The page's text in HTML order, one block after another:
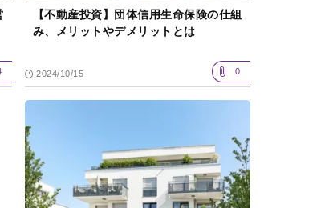
【不動産投資】団体信用生命保険の仕組
み、メリットやデメリットとは
2024/10/15 0